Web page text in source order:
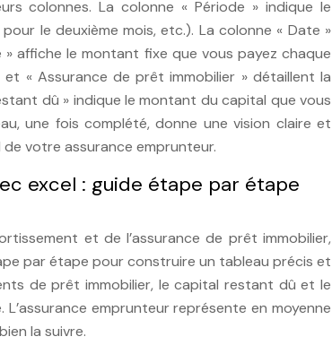
colonnes. La colonne « Période » indique le
le deuxième mois, etc.). La colonne « Date »
affiche le montant fixe que vous payez chaque
« Assurance de prêt immobilier » détaillent la
dû » indique le montant du capital que vous
une fois complété, donne une vision claire et
votre assurance emprunteur.
excel : guide étape par étape
et de l’assurance de prêt immobilier,
par étape pour construire un tableau précis et
de prêt immobilier, le capital restant dû et le
emprunteur représente en moyenne
la suivre.